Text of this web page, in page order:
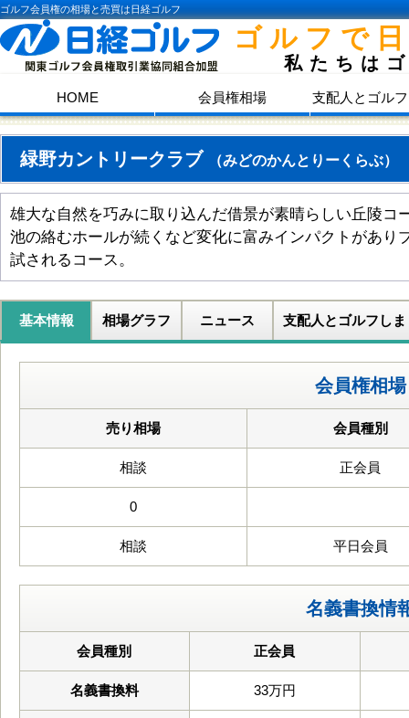
ゴルフ会員権の相場と売買は日経ゴルフ
ゴルフで
私たちは
HOME 会員権相場 支配人とゴル
緑野カントリークラブ （みどのかんとりーくらぶ）
雄大な自然を巧みに取り込んだ借景が素晴らしい丘陵コ
池の絡むホールが続くなど変化に富みインパクトがあり
試されるコース。
基本情報 相場グラフ ニュース 支配人とゴルフしま
会員権相場
売り相場 会員種別
相談 正会員
0
相談 平日会員
名義書換情
会員種別 正会員
名義書換料 33万円